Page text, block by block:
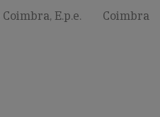
E.p.e. Coimbra